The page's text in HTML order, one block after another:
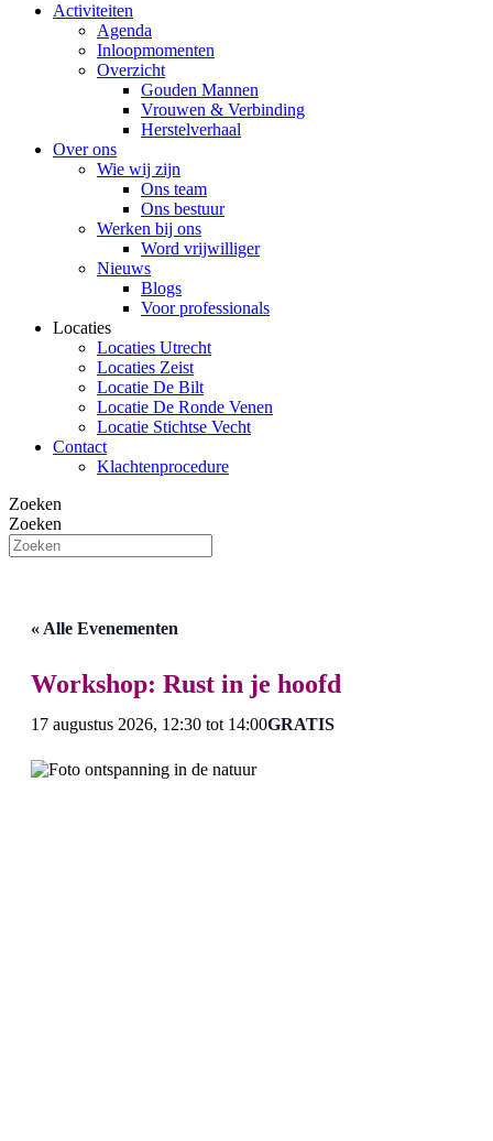
Activiteiten
Agenda
Inloopmomenten
Overzicht
Gouden Mannen
Vrouwen & Verbinding
Herstelverhaal
Over ons
Wie wij zijn
Ons team
Ons bestuur
Werken bij ons
Word vrijwilliger
Nieuws
Blogs
Voor professionals
Locaties
Locaties Utrecht
Locaties Zeist
Locatie De Bilt
Locatie De Ronde Venen
Locatie Stichtse Vecht
Contact
Klachtenprocedure
Zoeken
Zoeken
« Alle Evenementen
Workshop: Rust in je hoofd
17 augustus 2026, 12:30 tot 14:00GRATIS